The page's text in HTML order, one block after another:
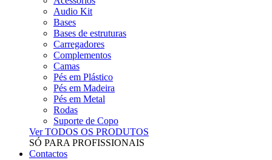
Audio Kit
Bases
Bases de estruturas
Carregadores
Complementos
Camas
Pés em Plástico
Pés em Madeira
Pés em Metal
Rodas
Suporte de Copo
Ver TODOS OS PRODUTOS
SÓ PARA PROFISSIONAIS
Contactos